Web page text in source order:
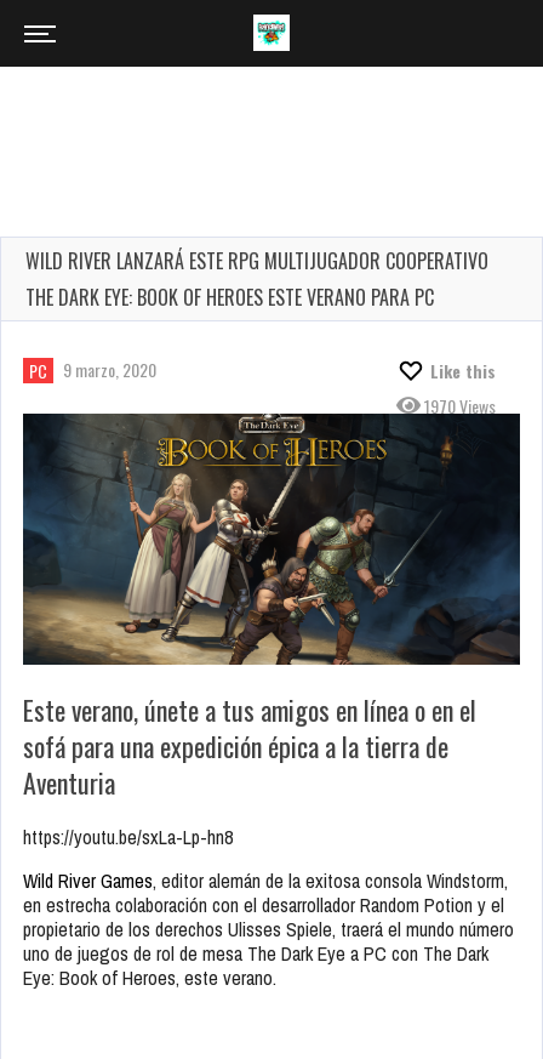
WILD RIVER LANZARÁ ESTE RPG MULTIJUGADOR COOPERATIVO
THE DARK EYE: BOOK OF HEROES ESTE VERANO PARA PC
PC 9 marzo, 2020
Like this
1970 Views
Este verano, únete a tus amigos en línea o en el
sofá para una expedición épica a la tierra de
Aventuria
https://youtu.be/sxLa-Lp-hn8
Wild River Games, editor alemán de la exitosa consola Windstorm,
en estrecha colaboración con el desarrollador Random Potion y el
propietario de los derechos Ulisses Spiele, traerá el mundo número
uno de juegos de rol de mesa The Dark Eye a PC con The Dark
Eye: Book of Heroes, este verano.